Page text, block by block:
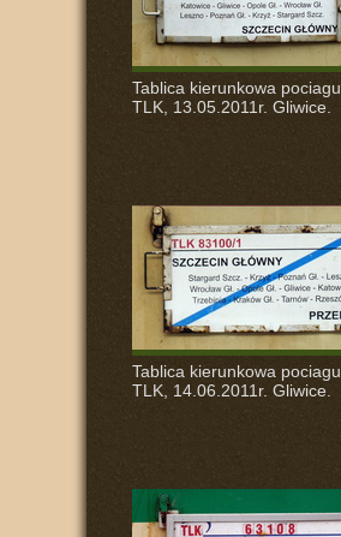
Tablica kierunkowa pociagu
TLK, 13.05.2011r. Gliwice.
Tablica kierunkowa pociagu
TLK, 14.06.2011r. Gliwice.